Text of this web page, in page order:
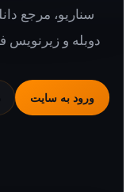
مرجع دانلود و
و زیرنویس فارسی،
به سایت دانلود اپ
کانال